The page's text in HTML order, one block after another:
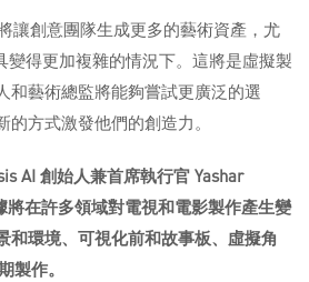
讓創意團隊生成更多的藝術資產，尤
變得更加複雜的情況下。這將是虛擬製
和藝術總監將能夠嘗試更廣泛的選
方式激發他們的創造力。
AI 創始人兼首席執行官 Yashar
將在許多領域對電視和電影製作產生變
和環境、可視化前和故事板、虛擬角
製作。